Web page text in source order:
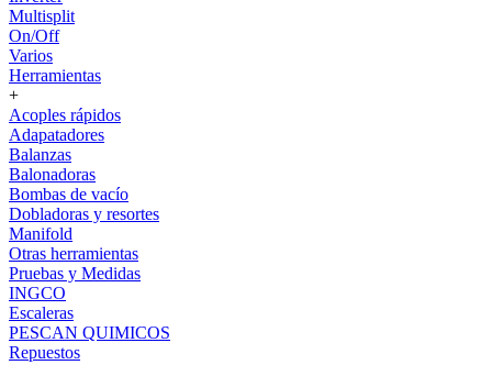
Multisplit
On/Off
Varios
Herramientas
+
Acoples rápidos
Adapatadores
Balanzas
Balonadoras
Bombas de vacío
Dobladoras y resortes
Manifold
Otras herramientas
Pruebas y Medidas
INGCO
Escaleras
PESCAN QUIMICOS
Repuestos